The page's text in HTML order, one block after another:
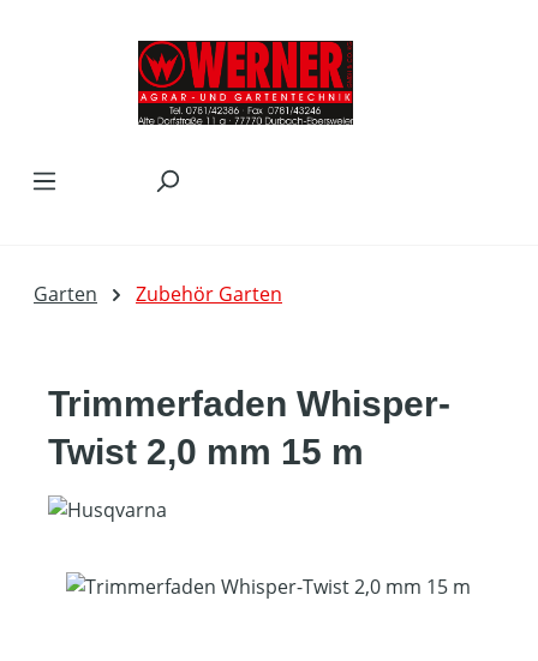
Garten Zubehör Garten
Trimmerfaden Whisper-
Twist 2,0 mm 15 m
Bildergalerie überspringen